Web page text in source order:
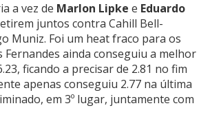
a vez de Marlon Lipke e Eduardo
juntos contra Cahill Bell-
Muniz. Foi um heat fraco para os
Fernandes ainda conseguiu a melhor
ficando a precisar de 2.81 no fim
apenas conseguiu 2.77 na última
em 3º lugar, juntamente com